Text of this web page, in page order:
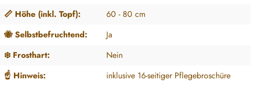
📏 Höhe (inkl. Topf):
60 - 80 cm
🐝 Selbstbefruchtend:
Ja
❄️ Frosthart:
Nein
☝️ Hinweis:
inklusive 16-seitiger Pflegebroschüre